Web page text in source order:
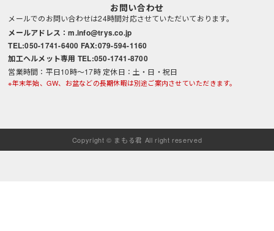
お問い合わせ
メールでのお問い合わせは24時間対応させていただいております。
メールアドレス：m.info@trys.co.jp
TEL:050-1741-6400 FAX:079-594-1160
加工ヘルメット専用 TEL:050-1741-8700
営業時間：平日10時～17時 定休日：土・日・祝日
※年末年始、GW、お盆などの長期休暇は別途ご案内させていただきます。
Copyright © まもる君 All right reserved